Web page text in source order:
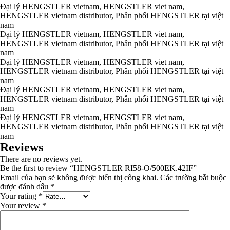
Đại lý HENGSTLER vietnam, HENGSTLER viet nam,
HENGSTLER vietnam distributor, Phân phối HENGSTLER tại việt
nam
Đại lý HENGSTLER vietnam, HENGSTLER viet nam,
HENGSTLER vietnam distributor, Phân phối HENGSTLER tại việt
nam
Đại lý HENGSTLER vietnam, HENGSTLER viet nam,
HENGSTLER vietnam distributor, Phân phối HENGSTLER tại việt
nam
Đại lý HENGSTLER vietnam, HENGSTLER viet nam,
HENGSTLER vietnam distributor, Phân phối HENGSTLER tại việt
nam
Đại lý HENGSTLER vietnam, HENGSTLER viet nam,
HENGSTLER vietnam distributor, Phân phối HENGSTLER tại việt
nam
Reviews
There are no reviews yet.
Be the first to review “HENGSTLER RI58-O/500EK.42IF”
Email của bạn sẽ không được hiển thị công khai. Các trường bắt buộc
được đánh dấu *
Your rating *
Your review *